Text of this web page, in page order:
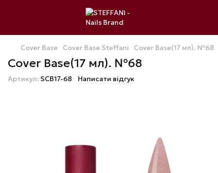
Cover Base Cover Base Steffani Cover Base(17 мл). №68
Cover Base(17 мл). №68
Артикул: SCB17-68 Написати відгук